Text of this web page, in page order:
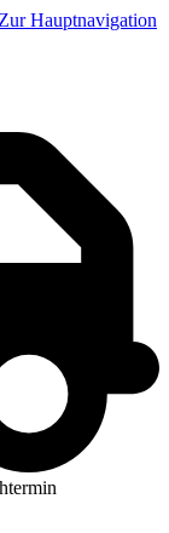
Zur Hauptnavigation